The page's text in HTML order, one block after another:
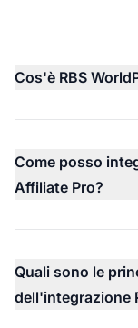
Cos'è RBS
Come posso
Affiliate Pro?
Quali sono le
dell'integrazione